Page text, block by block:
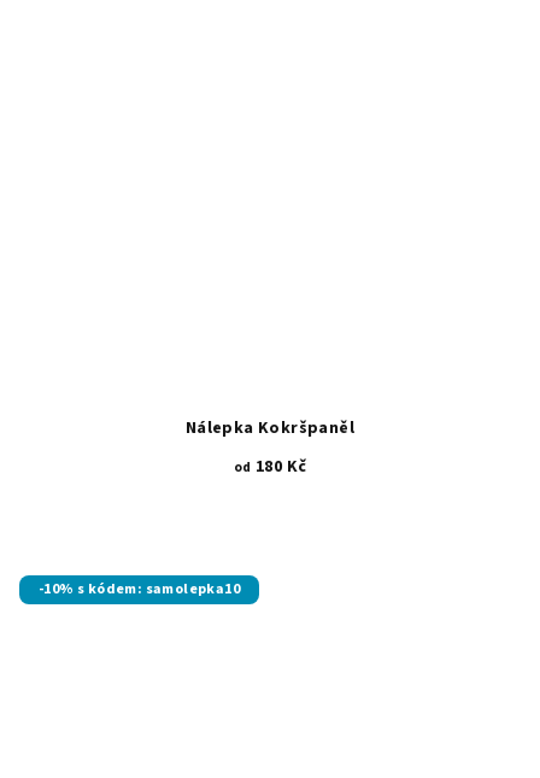
Nálepka Kokršpaněl
od 180 Kč
-10% s kódem: samolepka10